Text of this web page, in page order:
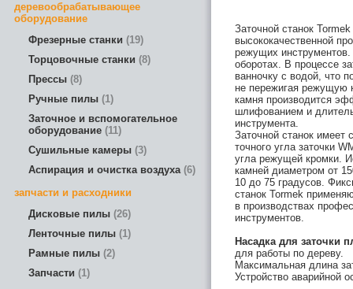
деревообрабатывающее
оборудование
Фрезерные станки
19
Торцовочные станки 8
Прессы 8
Ручные пилы 1
Заточное и вспомогательное
оборудование 11
Сушильные камеры 3
Аспирация и очистка воздуха 6
запчасти и расходники
Дисковые пилы 26
Ленточные пилы 1
Рамные пилы 2
Запчасти
1
Заточной станок
высококачественной
режущих инструментов.
оборотах. В процессе
ванночку с водой, что
не пережигая режущую
камня производится
шлифованием и
инструмента.
Заточной станок имеет
точного угла заточки
угла режущей кромки.
камней диаметром от
10 до 75 градусов.
станок Tormek
в производствах
инструментов.
Насадка для заточки
для работы по дереву.
Максимальная длина
Устройство аварийной